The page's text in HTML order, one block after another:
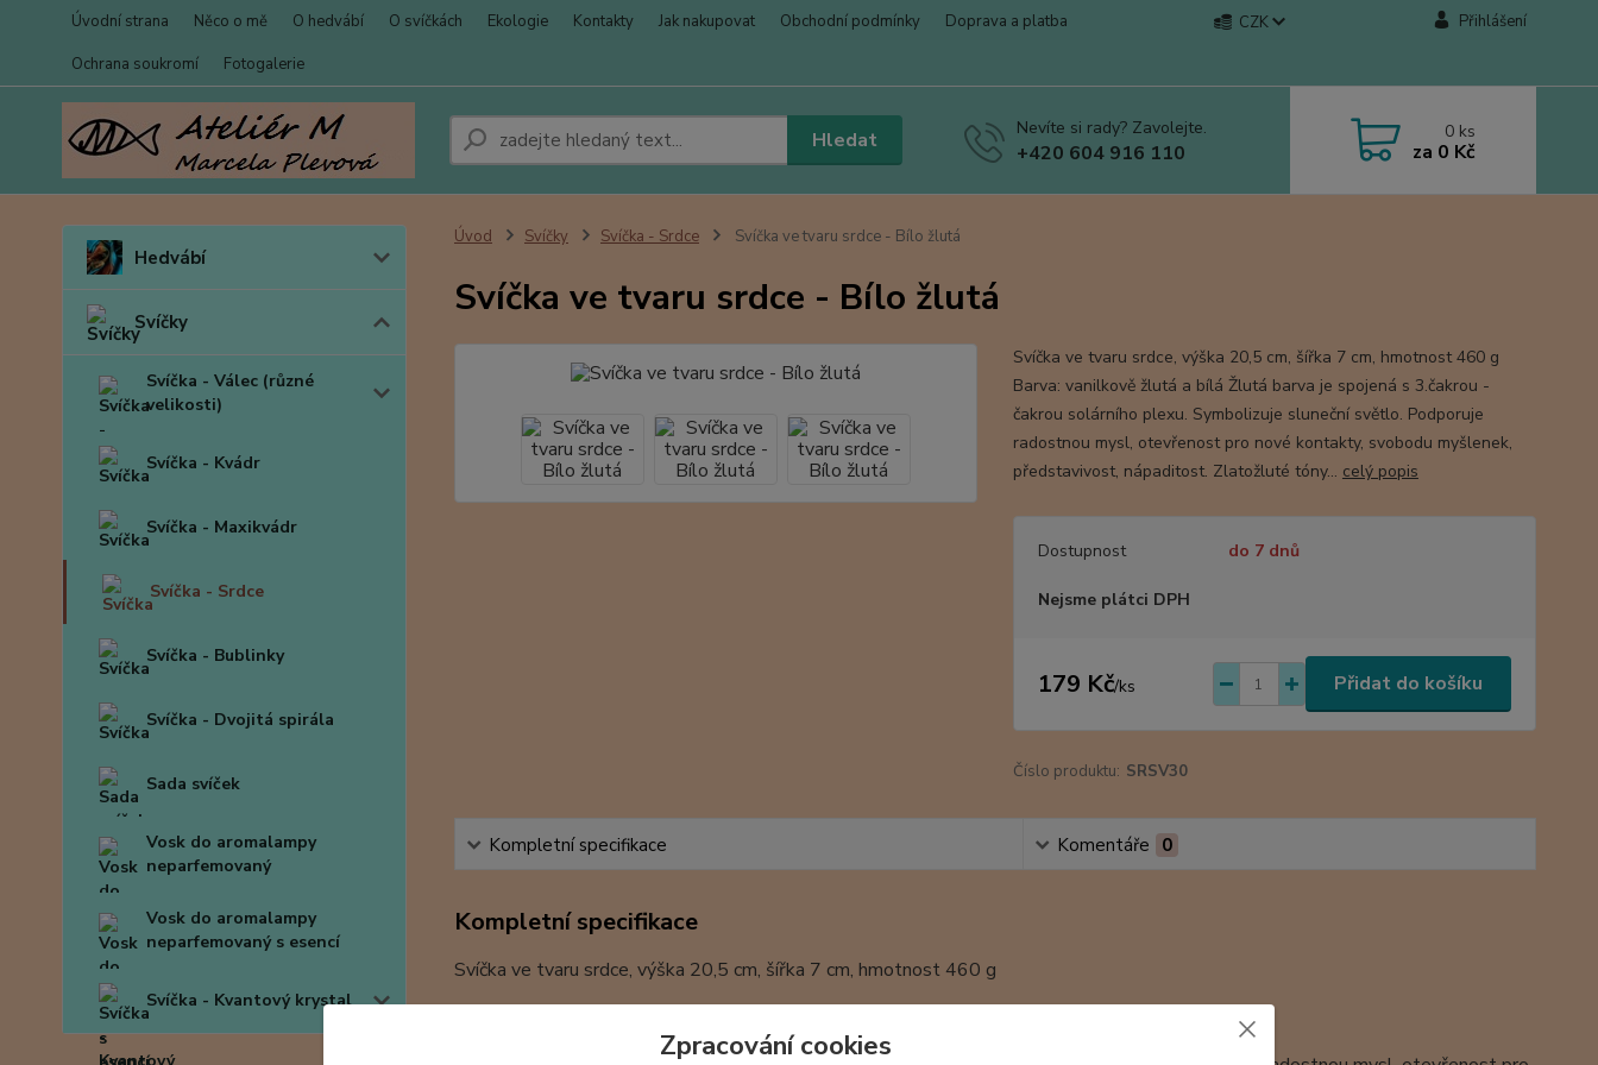
Úvodní strana Něco o mě O hedvábí O svíčkách Ekologie Kontakty Jak nakupovat Obchodní podmínky
Doprava a platba
Ochrana soukromí
Fotogalerie
CZK Přihlášení
Hledat Nevíte si rady? Zavolejte.
+420 604 916 110
0 ks
za 0 Kč
Hedvábí
Svíčky
Svíčka - Válec (různé
velikosti)
Svíčka - Kvádr
Svíčka - Maxikvádr
Svíčka - Srdce
Svíčka - Bublinky
Svíčka - Dvojitá spirála
Sada svíček
Vosk do aromalampy
neparfemovaný
Vosk do aromalampy
neparfemovaný s esencí
Svíčka - Kvantový krystal
Úvod Svíčky Svíčka - Srdce Svíčka ve tvaru srdce - Bílo žlutá
Svíčka ve tvaru srdce - Bílo žlutá
Svíčka ve tvaru srdce, výška 20,5 cm, šířka 7 cm, hmotnost 460 g
Barva: vanilkově žlutá a bílá Žlutá barva je spojená s 3.čakrou -
čakrou solárního plexu. Symbolizuje sluneční světlo. Podporuje
radostnou mysl, otevřenost pro nové kontakty, svobodu myšlenek,
představivost, nápaditost. Zlatožluté tóny... celý popis
Dostupnost do 7 dnů
Nejsme plátci DPH
179 Kč/ks Přidat do košíku
Číslo produktu: SRSV30
Kompletní specifikace Komentáře 0
Kompletní specifikace
Svíčka ve tvaru srdce, výška 20,5 cm, šířka 7 cm, hmotnost 460 g
Zpracování cookies